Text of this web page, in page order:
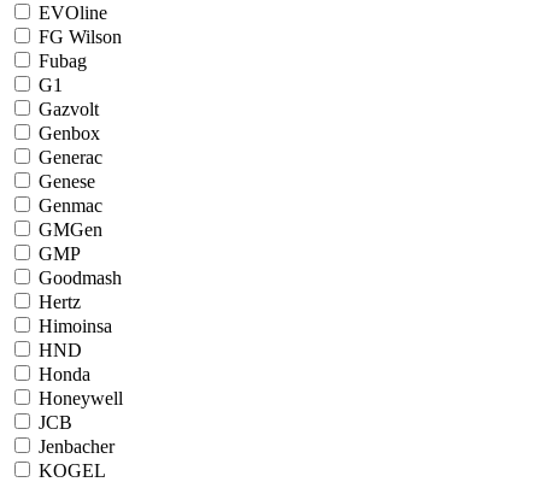
EVOline
FG Wilson
Fubag
G1
Gazvolt
Genbox
Generac
Genese
Genmac
GMGen
GMP
Goodmash
Hertz
Himoinsa
HND
Honda
Honeywell
JCB
Jenbacher
KOGEL